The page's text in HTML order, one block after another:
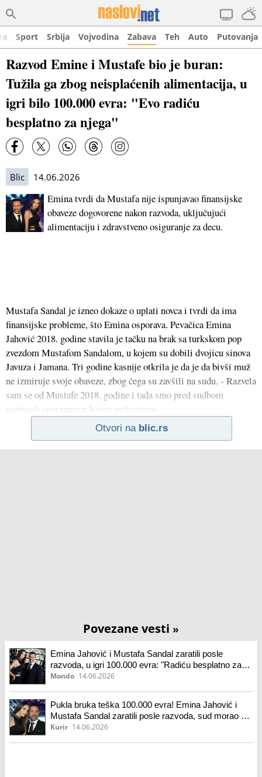
Sport Srbija Vojvodina Zabava Teh Auto Putovanja
Razvod Emine i Mustafe bio je buran:
Tužila ga zbog neisplaćenih alimentacija, u
igri bilo 100.000 evra: "Evo radiću
besplatno za njega"
Blic 14.06.2026
Emina tvrdi da Mustafa nije ispunjavao finansijske
obaveze dogovorene nakon razvoda, uključujući
alimentaciju i zdravstveno osiguranje za decu.
Mustafa Sandal je izneo dokaze o uplati novca i tvrdi da ima
finansijske probleme, što Emina osporava. Pevačica Emina
Jahović 2018. godine stavila je tačku na brak sa turkskom pop
zvezdom Mustafom Sandalom, u kojem su dobili dvojicu sinova
Javuza i Jamana. Tri godine kasnije otkrila je da je da bivši muž
ne izmiruje svoje obaveze, zbog čega su zavšili na sudu. - Razvela
sam se od Mustafe 2018. godine i tada smo pred sudbom
potpisali sporazum u kojem prihvatamo
Otvori na blic.rs
Povezane vesti »
Emina Jahović i Mustafa Sandal zaratili posle
razvoda, u igri 100.000 evra: "Radiću besplatno za
njega"
Mondo 14.06.2026
Pukla bruka teška 100.000 evra! Emina Jahović i
Mustafa Sandal zaratili posle razvoda, sud morao da
presudi
Kurir 14.06.2026